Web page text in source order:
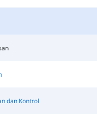
dan Kontrol